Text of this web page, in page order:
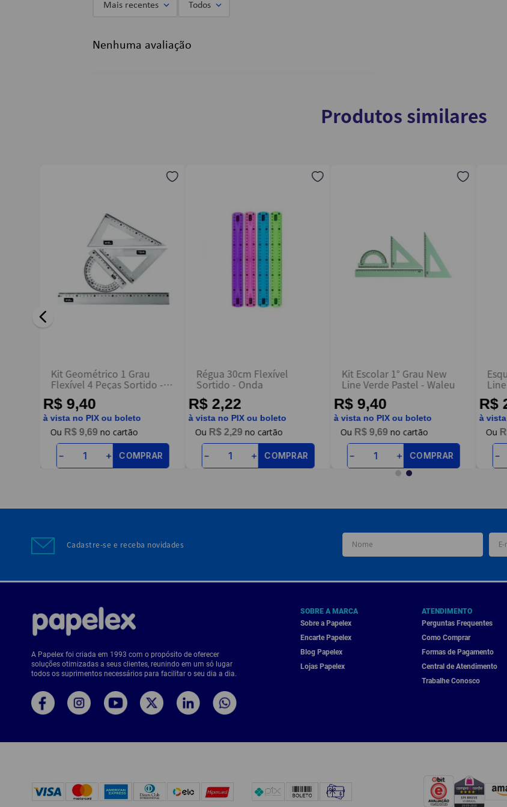
Título
Escreva uma avaliação
Mais recentes Todos
Nenhuma avaliação
Produtos similares
Kit Geométrico 1 Grau
Flexível 4 Peças Sortido -
Onda
R$ 9,40
à vista no PIX ou boleto
R$ 9,69
＋
－ COMPRAR
Régua 30cm Flexível
Sortido - Onda
R$ 2,22
à vista no PIX ou boleto
R$ 2,29
＋
－ COMPRAR
Kit Escolar 1° Grau New
Line Verde Pastel - Waleu
R$ 9,40
à vista no PIX ou boleto
R$ 9,69
＋
－ COMPRAR
R$
à
－
Cadastre-se e receba novidades
A Papelex foi criada em 1993 com o propósito de oferecer
soluções otimizadas a seus clientes, reunindo em um só lugar
todos os suprimentos necessários para facilitar o seu dia a dia.
SOBRE A MARCA
Sobre a Papelex
Encarte Papelex
Blog Papelex
Lojas Papelex
ATENDIMENTO
Perguntas Frequentes
Como Comprar
Formas de Pagamento
Central de Atendimento
Trabalhe Conosco